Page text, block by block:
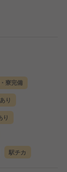
寮完備
り
り
駅チカ